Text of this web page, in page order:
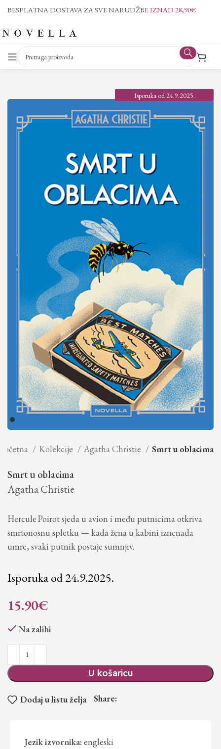
BESPLATNA DOSTAVA ZA SVE NARUDŽBEIZNAD 28,90€
Isporuka od 24.9.2025.
Početna Kolekcije Agatha Christie Smrt u oblacima
Smrt u oblacima
Agatha Christie
Hercule Poirot sjeda u avion i među putnicima otkriva
smrtonosnu spletku — kada žena u kabini iznenada
umre, svaki putnik postaje sumnjiv.
Isporuka od 24.9.2025.
15.90€
Na zalihi
U košaricu
Dodaj u listu želja Share:
Jezik izvornika: engleski